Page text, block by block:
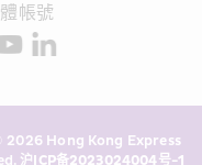
。我知悉在未經
使用我的個人資
帳號
Hong Kong Express
沪ICP备2023024004号-1